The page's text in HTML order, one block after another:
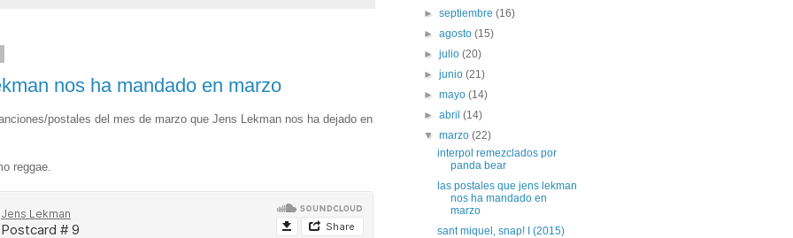
nos ha mandado en marzo
postales del mes de marzo que Jens Lekman nos ha dejado en
reggae.
►septiembre(16)
►agosto(15)
►julio(20)
►junio(21)
►mayo(14)
►abril(14)
▼marzo(22)
interpol remezclados por
panda bear
las postales que jens lekman
nos ha mandado en
marzo
sant miquel, snap! I (2015)